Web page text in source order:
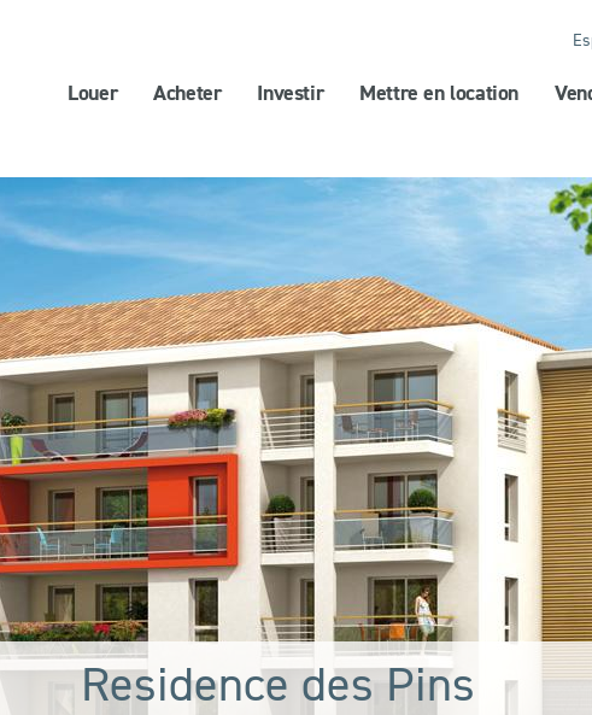
Louer Acheter Investir Mettre en location
Residence des Pins